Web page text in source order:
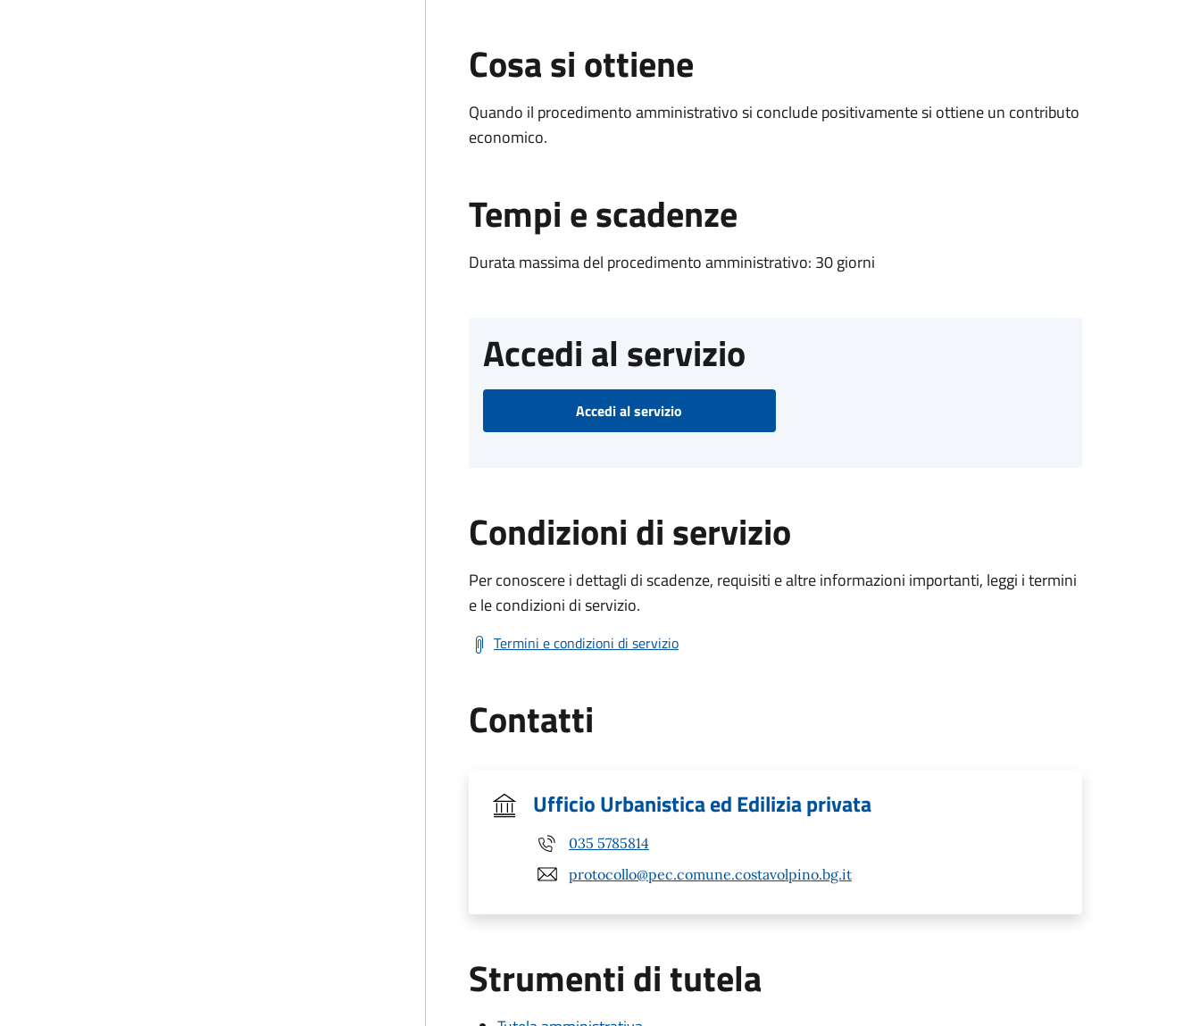
Cosa si ottiene
Quando il procedimento amministrativo si conclude positivamente si ottiene un contributo
economico.
Tempi e scadenze
Durata massima del procedimento amministrativo: 30 giorni
Accedi al servizio
Accedi al servizio
Condizioni di servizio
Per conoscere i dettagli di scadenze, requisiti e altre informazioni importanti, leggi i termini
e le condizioni di servizio.
Termini e condizioni di servizio
Contatti
Ufficio Urbanistica ed Edilizia privata
035 5785814
protocollo@pec.comune.costavolpino.bg.it
Strumenti di tutela